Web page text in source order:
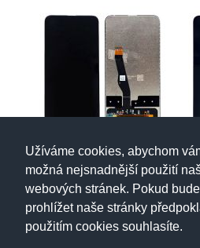
Užíváme cookies, abychom
možná nejsnadnější použití
webových stránek. Pokud
prohlížet naše stránky
použitím cookies souhlasíte.
Huawei P Smart Pro, P Smart
Z, Honor 9X LCD displej +
dotyk Black / černý - verze 1
(Bulk)
nedostupné
1 230,- Kč
(50,90 EUR)
Z,